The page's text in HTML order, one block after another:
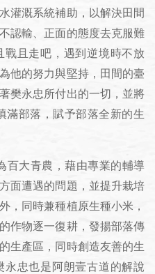
灌溉系統補助，以解決田間
認輸、正面的態度去克服難
戰且走吧，遇到逆境時不放
他的努力與堅持，田間的臺
樊永忠所付出的一切，並將
滿部落，賦予部落全新的生
大青農，藉由專業的輔導
面遭遇的問題，並提升栽培
，同時兼種植原生種小米，
作物逐一復耕，發揚部落傳
生產區，同時創造友善的生
忠也是阿朗壹古道的解說